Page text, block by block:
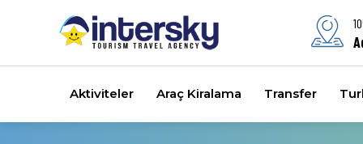
Aktiviteler Araç Kiralama Transfer